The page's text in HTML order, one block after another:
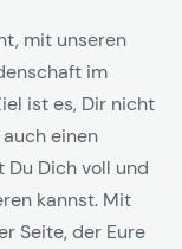
mit unseren
im
ist es, Dir nicht
einen
Du Dich voll und
kannst. Mit
Seite, der Eure